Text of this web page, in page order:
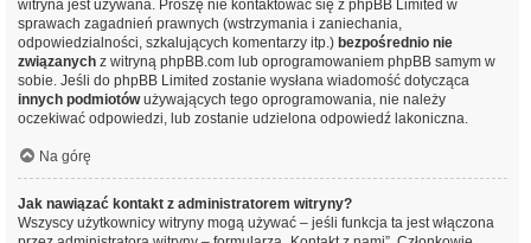
witryna jest używana. Proszę nie kontaktować się z phpBB Limited w
sprawach zagadnień prawnych (wstrzymania i zaniechania,
odpowiedzialności, szkalujących komentarzy itp.) bezpośrednio nie
związanych z witryną phpBB.com lub oprogramowaniem phpBB samym w
sobie. Jeśli do phpBB Limited zostanie wysłana wiadomość dotycząca
innych podmiotówużywających tego oprogramowania, nie należy
oczekiwać odpowiedzi, lub zostanie udzielona odpowiedź lakoniczna.
Na górę
Jak nawiązać kontakt z administratorem witryny?
Wszyscy użytkownicy witryny mogą używać – jeśli funkcja ta jest włączona